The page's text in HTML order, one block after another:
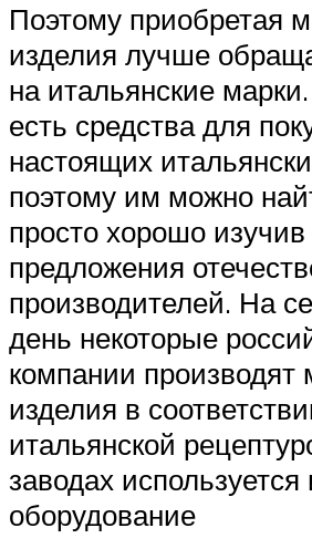
Поэтому приобретая
изделия лучше
на итальянские
есть средства для
настоящих
поэтому им можно
просто хорошо изучив
предложения
производителей. На
день некоторые
компании производят
изделия в
итальянской
заводах используется
оборудование